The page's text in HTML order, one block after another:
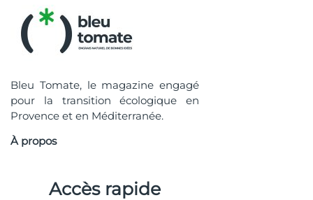
Bleu Tomate, le magazine engagé
pour la transition écologique en
Provence et en Méditerranée.
À propos
Accès rapide